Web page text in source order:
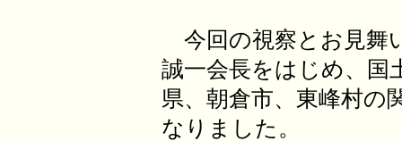
今回の視察とお見舞
誠一会長をはじめ、国
県、朝倉市、東峰村の
なりました。